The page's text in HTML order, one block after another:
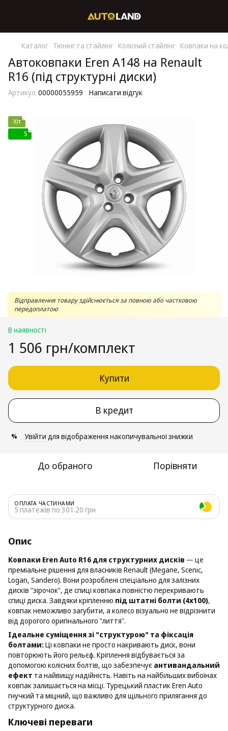
Каталог Тюнінг та стайлінг Колісний стайлінг Ковпаки на
Автоковпаки Eren A148 на Renault
R16 (під структурні диски)
Артикул: 00000055959 Написати відгук
Хіт
5
Відправлення товару здійснюється за повною або частковою
передоплатою
В наявності
1 506 грн/комплект
Купити
В кредит
% Увійти для відображення накопичувальної знижки
До обраного Порівняти
ОПЛАТА ЧАСТИНАМИ
5 платежів по 301.20 грн
Опис
Ковпаки Eren Auto R16 для структурних дисків — це
преміальне рішення для власників Renault (Megane, Scenic,
Logan, Sandero). Вони розроблені спеціально для залізних
дисків "зірочок", де спиці ковпака повністю перекривають
спиці диска. Завдяки кріпленню під штатні болти (4х100),
ковпак неможливо загубити, а колесо візуально не відрізнити
від дорогого оригінального "лиття".
Ідеальне суміщення зі "структурою" та фіксація
болтами:Ці ковпаки не просто накривають диск, вони
повторюють його рельєф. Кріплення відбувається за
допомогою колісних болтів, що забезпечує антивандальний
ефект та найвищу надійність. Навіть на найбільших вибоїнах
ковпак залишається на місці. Турецький пластик Eren Auto
гнучкий та міцний, що важливо для щільного прилягання до
структурного диска.
Ключеві переваги